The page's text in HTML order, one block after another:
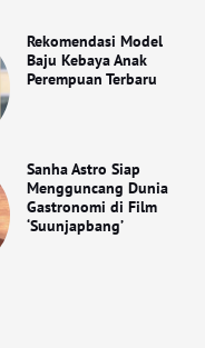
Rekomendasi Model
Baju Kebaya Anak
Perempuan Terbaru
Sanha Astro Siap
Mengguncang Dunia
Gastronomi di Film
‘Suunjapbang’